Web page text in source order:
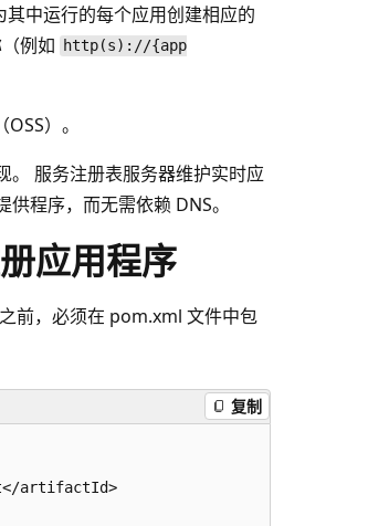
中运行的每个应用创建相应的
例如
http(s)://{app
）。
。 服务注册表服务器维护实时应
程序，而无需依赖 DNS。
应用程序
前，必须在 pom.xml 文件中包
复制
artifactId>